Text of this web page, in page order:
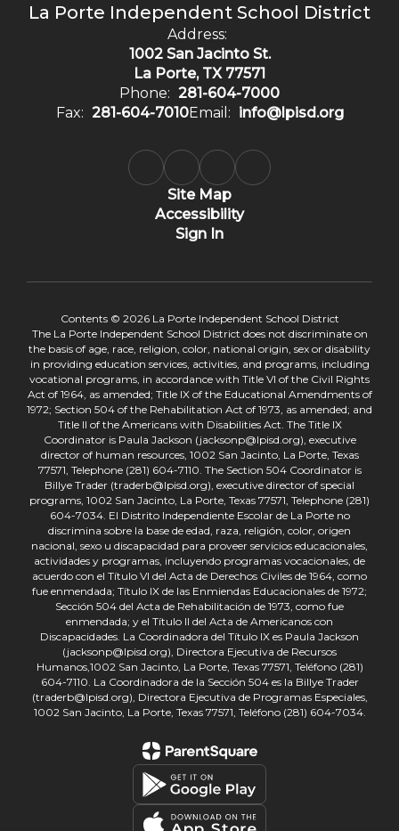
La Porte Independent School District
Address:
1002 San Jacinto St.
La Porte, TX 77571
Phone: 281-604-7000
Fax: 281-604-7010Email: info@lpisd.org
Site Map
Accessibility
Sign In
Contents © 2026 La Porte Independent School District
The La Porte Independent School District does not discriminate on
the basis of age, race, religion, color, national origin, sex or disability
in providing education services, activities, and programs, including
vocational programs, in accordance with Title VI of the Civil Rights
Act of 1964, as amended; Title IX of the Educational Amendments of
1972; Section 504 of the Rehabilitation Act of 1973, as amended; and
Title II of the Americans with Disabilities Act. The Title IX
Coordinator is Paula Jackson (jacksonp@lpisd.org), executive
director of human resources, 1002 San Jacinto, La Porte, Texas
77571, Telephone (281) 604-7110. The Section 504 Coordinator is
Billye Trader (traderb@lpisd.org), executive director of special
programs, 1002 San Jacinto, La Porte, Texas 77571, Telephone (281)
604-7034. El Distrito Independiente Escolar de La Porte no
discrimina sobre la base de edad, raza, religión, color, origen
nacional, sexo u discapacidad para proveer servicios educacionales,
actividades y programas, incluyendo programas vocacionales, de
acuerdo con el Título VI del Acta de Derechos Civiles de 1964, como
fue enmendada; Título IX de las Enmiendas Educacionales de 1972;
Sección 504 del Acta de Rehabilitación de 1973, como fue
enmendada; y el Título II del Acta de Americanos con
Discapacidades. La Coordinadora del Título IX es Paula Jackson
(jacksonp@lpisd.org), Directora Ejecutiva de Recursos
Humanos,1002 San Jacinto, La Porte, Texas 77571, Teléfono (281)
604-7110. La Coordinadora de la Sección 504 es la Billye Trader
(traderb@lpisd.org), Directora Ejecutiva de Programas Especiales,
1002 San Jacinto, La Porte, Texas 77571, Teléfono (281) 604-7034.